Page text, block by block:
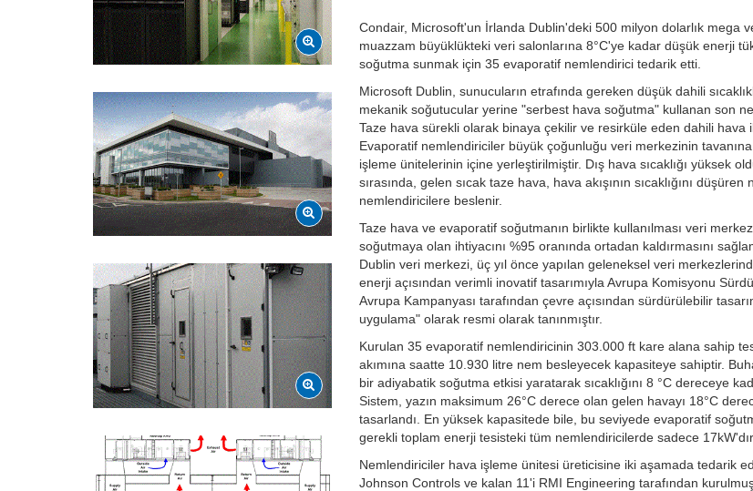
Condair, Microsoft'un İrlanda Dublin'deki 500 milyon dolarlık mega
muazzam büyüklükteki veri salonlarına 8°C'ye kadar düşük enerji
soğutma sunmak için 35 evaporatif nemlendirici tedarik etti.
Microsoft Dublin, sunucuların etrafında gereken düşük dahili
mekanik soğutucular yerine "serbest hava soğutma" kullanan son
Taze hava sürekli olarak binaya çekilir ve resirküle eden dahili hava ile
Evaporatif nemlendiriciler büyük çoğunluğu veri merkezinin
işleme ünitelerinin içine yerleştirilmiştir. Dış hava sıcaklığı yüksek
sırasında, gelen sıcak taze hava, hava akışının sıcaklığını
nemlendiricilere beslenir.
Taze hava ve evaporatif soğutmanın birlikte kullanılması veri
soğutmaya olan ihtiyacını %95 oranında ortadan kaldırmasını
Dublin veri merkezi, üç yıl önce yapılan geleneksel veri
enerji açısından verimli inovatif tasarımıyla Avrupa Komisyonu
Avrupa Kampanyası tarafından çevre açısından sürdürülebilir
uygulama" olarak resmi olarak tanınmıştır.
Kurulan 35 evaporatif nemlendiricinin 303.000 ft kare alana sahip
akımına saatte 10.930 litre nem besleyecek kapasiteye sahiptir.
bir adiyabatik soğutma etkisi yaratarak sıcaklığını 8 °C dereceye
Sistem, yazın maksimum 26°C derece olan gelen havayı 18°C
tasarlandı. En yüksek kapasitede bile, bu seviyede evaporatif
gerekli toplam enerji tesisteki tüm nemlendiricilerde sadece 17kW'dır.
Nemlendiriciler hava işleme ünitesi üreticisine iki aşamada tedarik
Johnson Controls ve kalan 11'i RMI Engineering tarafından